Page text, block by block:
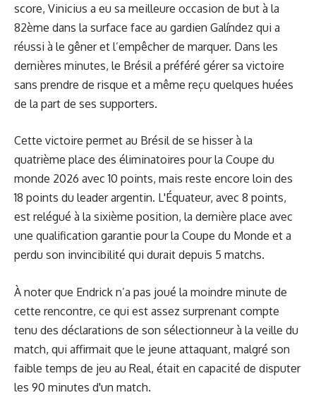
score, Vinicius a eu sa meilleure occasion de but à la
82ème dans la surface face au gardien Galíndez qui a
réussi à le gêner et l’empêcher de marquer. Dans les
dernières minutes, le Brésil a préféré gérer sa victoire
sans prendre de risque et a même reçu quelques huées
de la part de ses supporters.
Cette victoire permet au Brésil de se hisser à la
quatrième place des éliminatoires pour la Coupe du
monde 2026 avec 10 points, mais reste encore loin des
18 points du leader argentin. L'Équateur, avec 8 points,
est relégué à la sixième position, la dernière place avec
une qualification garantie pour la Coupe du Monde et a
perdu son invincibilité qui durait depuis 5 matchs.
À noter que Endrick n’a pas joué la moindre minute de
cette rencontre, ce qui est assez surprenant compte
tenu des déclarations de son sélectionneurà la veille du
match, qui affirmait que le jeune attaquant, malgré son
faible temps de jeu au Real, était en capacité de disputer
les 90 minutes d'un match.